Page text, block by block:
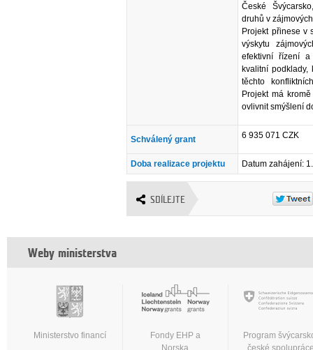
České
druhů v
Projekt přinese v
výskytu
efektivní řízení
kvalitní
těchto
Projekt má
ovlivnit smýšlení
Schválený grant 6 935 071 CZK
Doba realizace projektu Datum zahájení:
SDÍLEJTE
Weby ministerstva
Ministerstvo financí
Fondy EHP a
Norska
Program
české